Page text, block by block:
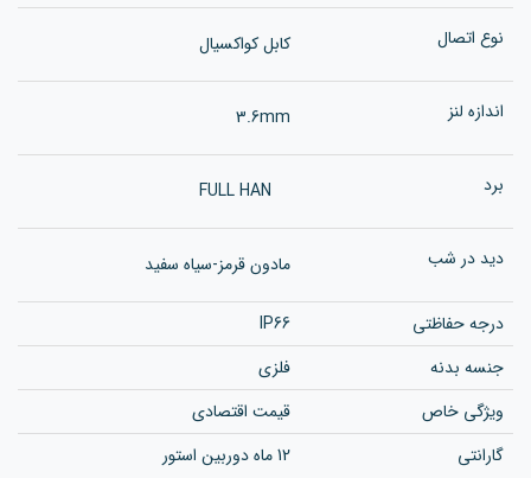
نوع اتصال کابل کواکسیال
اندازه لنز 3.6mm
برد
دید در شب مادون قرمز-سیاه سفید
درجه حفاظتی
IP66
جنسه بدنه
فلزی
ویژگی خاص
قیمت اقتصادی
گارانتی
12 ماه دوربین استور